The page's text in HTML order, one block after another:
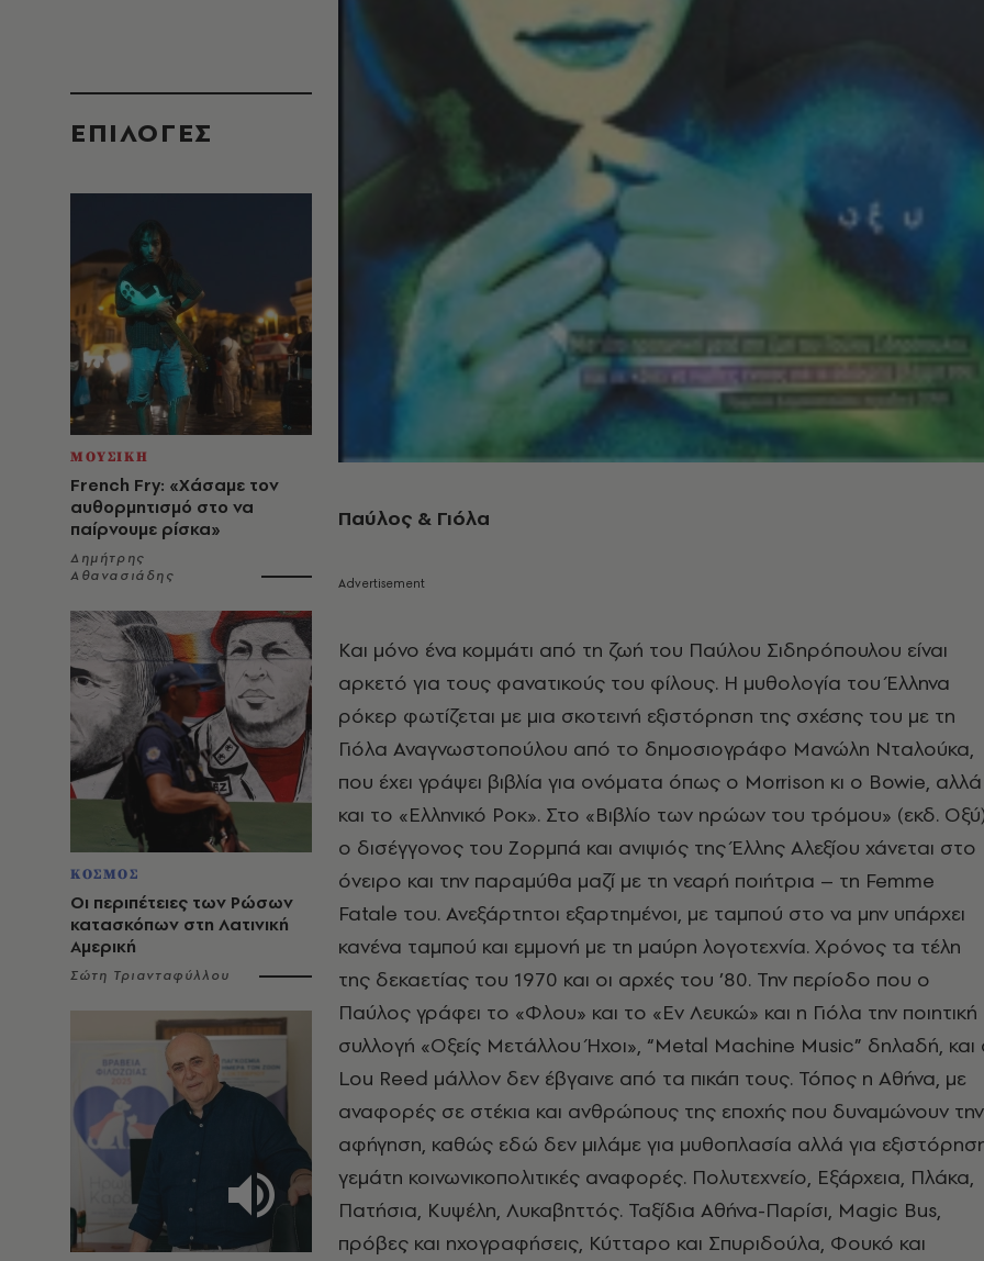
EΠΙΛΟΓΈΣ
ΜΟΥΣΙΚΗ
French Fry: «Χάσαμε τον
αυθορμητισμό στο να
παίρνουμε ρίσκα»
Δημήτρης
Αθανασιάδης
ΚΟΣΜΟΣ
Οι περιπέτειες των Ρώσων
κατασκόπων στη Λατινική
Αμερική
Σώτη Τριανταφύλλου
Παύλος & Γιόλα
Και μόνο ένα κομμάτι από τη ζωή του Παύλου Σιδηρόπουλου είναι
αρκετό για τους φανατικούς του φίλους. Η μυθολογία του Έλληνα
ρόκερ φωτίζεται με μια σκοτεινή εξιστόρηση της σχέσης του με τη
Γιόλα Αναγνωστοπούλου από το δημοσιογράφο Μανώλη Νταλούκα,
που έχει γράψει βιβλία για ονόματα όπως ο Morrison κι ο Bowie, αλλά
και το «Ελληνικό Ροκ». Στο «Βιβλίο των ηρώων του τρόμου» (εκδ.
ο δισέγγονος του Ζορμπά και ανιψιός της Έλλης Αλεξίου χάνεται στο
όνειρο και την παραμύθα μαζί με τη νεαρή ποιήτρια – τη Femme
Fatale του. Ανεξάρτητοι εξαρτημένοι, με ταμπού στο να μην υπάρχει
κανένα ταμπού και εμμονή με τη μαύρη λογοτεχνία. Χρόνος τα τέλη
της δεκαετίας του 1970 και οι αρχές τoυ ’80. Την περίοδο που ο
Παύλος γράφει το «Φλου» και το «Εν Λευκώ» και η Γιόλα την ποιητική
συλλογή «Οξείς Μετάλλου Ήχοι», “Μetal Machine Music” δηλαδή, και
Lou Reed μάλλον δεν έβγαινε από τα πικάπ τους. Τόπος η Αθήνα, με
αναφορές σε στέκια και ανθρώπους της εποχής που δυναμώνουν την
αφήγηση, καθώς εδώ δεν μιλάμε για μυθοπλασία αλλά για
γεμάτη κοινωνικοπολιτικές αναφορές. Πολυτεχνείο, Εξάρχεια, Πλάκα,
Πατήσια, Kυψέλη, Λυκαβηττός. Ταξίδια Αθήνα-Παρίσι, Μagic Bus,
πρόβες και ηχογραφήσεις, Κύτταρο και Σπυριδούλα, Φουκό και